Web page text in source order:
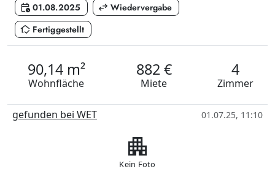
calendar_clock 01.08.2025 swap_horiz Wiedervergabe
in_home_mode Fertiggestellt
90,14 m²
Wohnfläche
882 €
Miete
4
Zimmer
gefunden bei WET 01.07.25, 11:10
apartment
Kein Foto